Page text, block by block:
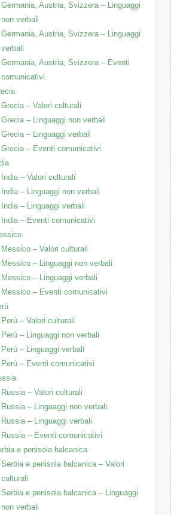
Germania, Austria, Svizzera – Linguaggi
non verbali
Germania, Austria, Svizzera – Linguaggi
verbali
Germania, Austria, Svizzera – Eventi
comunicativi
Grecia – Valori culturali
Grecia – Linguaggi non verbali
Grecia – Linguaggi verbali
Grecia – Eventi comunicativi
India – Valori culturali
India – Linguaggi non verbali
India – Linguaggi verbali
India – Eventi comunicativi
Messico – Valori culturali
Messico – Linguaggi non verbali
Messico – Linguaggi verbali
Messico – Eventi comunicativi
Perù – Valori culturali
Perù – Linguaggi non verbali
Perù – Linguaggi verbali
Perù – Eventi comunicativi
Russia – Valori culturali
Russia – Linguaggi non verbali
Russia – Linguaggi verbali
Russia – Eventi comunicativi
e penisola balcanica
Serbia e penisola balcanica – Valori
culturali
Serbia e penisola balcanica – Linguaggi
non verbali